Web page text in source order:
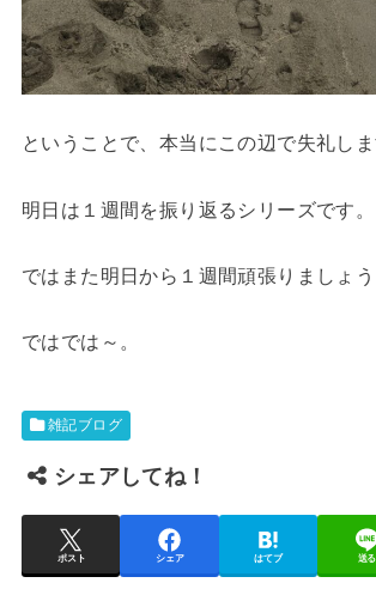
ということで、本当にこの辺で失礼しま
明日は１週間を振り返るシリーズです。
ではまた明日から１週間頑張りましょう
ではでは～。
雑記ブログ
シェアしてね！
ポスト シェア はてブ 送る